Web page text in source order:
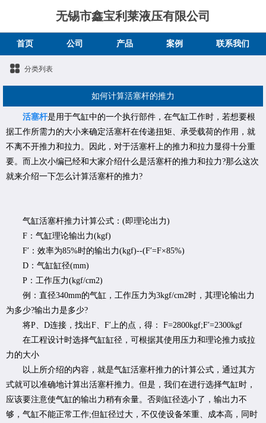
无锡市鑫宝利莱液压有限公司
首页 公司 产品 案例 联系我们
分类列表
如何计算活塞杆的推力
活塞杆是用于气缸中的一个执行部件，在气缸工作时，若想要根
据工作所需力的大小来确定活塞杆在传递扭矩、承受载荷的作用，就
不离不开推力和拉力。因此，对于活塞杆上的推力和拉力显得十分重
要。而上次小编已经和大家介绍什么是活塞杆的推力和拉力?那么这次
就来介绍一下怎么计算活塞杆的推力?
气缸活塞杆推力计算公式：(即理论出力)
F：气缸理论输出力(kgf)
F′：效率为85%时的输出力(kgf)--(F′=F×85%)
D：气缸缸径(mm)
P：工作压力(kgf/cm2)
例：直径340mm的气缸，工作压力为3kgf/cm2时，其理论输出力
为多少?输出力是多少?
将P、D连接，找出F、F′上的点，得： F=2800kgf;F′=2300kgf
在工程设计时选择气缸缸径，可根据其使用压力和理论推力或拉
力的大小
以上所介绍的内容，就是气缸活塞杆推力的计算公式，通过其方
式就可以准确地计算出活塞杆推力。但是，我们在进行选择气缸时，
应该要注意使气缸的输出力稍有余量。否则缸径选小了，输出力不
够，气缸不能正常工作;但缸径过大，不仅使设备笨重、成本高，同时